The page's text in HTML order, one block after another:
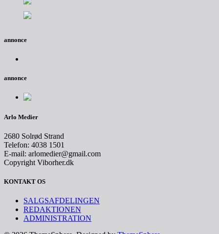
annonce
annonce
Arlo Medier
2680 Solrød Strand
Telefon: 4038 1501
E-mail: arlomedier@gmail.com
Copyright Viborher.dk
KONTAKT OS
SALGSAFDELINGEN
REDAKTIONEN
ADMINISTRATION